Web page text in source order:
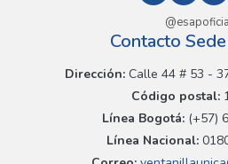
Contacto
Dirección:Calle 44 # 53 -
Código postal:
Línea Bogotá:(+57)
Línea Nacional: